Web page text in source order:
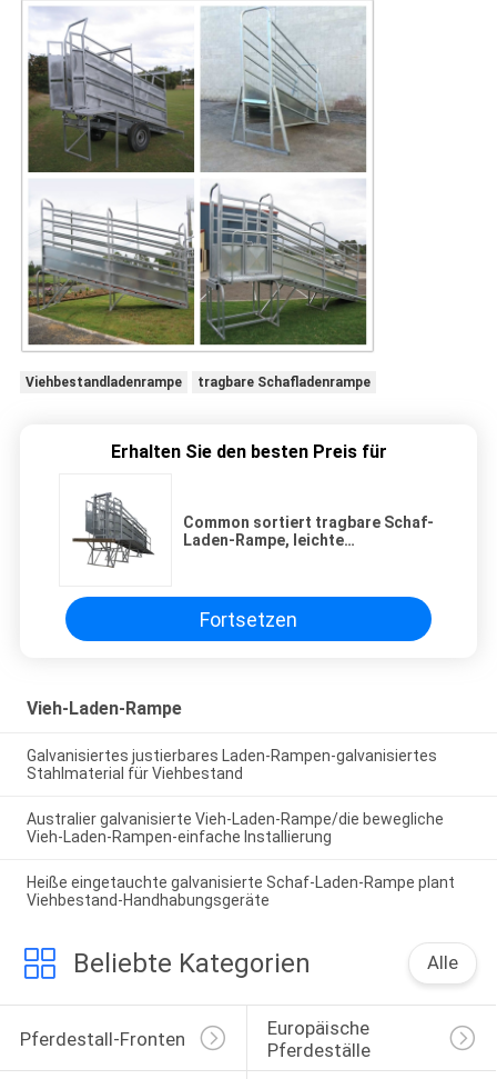
Viehbestandladenrampe tragbare Schafladenrampe
Erhalten Sie den besten Preis für
Common sortiert tragbare Schaf-
Laden-Rampe, leichte
Fortsetzen
Vieh-Laden-Rampe
Galvanisiertes justierbares Laden-Rampen-galvanisiertes
Stahlmaterial für Viehbestand
Australier galvanisierte Vieh-Laden-Rampe/die bewegliche
Vieh-Laden-Rampen-einfache Installierung
Heiße eingetauchte galvanisierte Schaf-Laden-Rampe plant
Viehbestand-Handhabungsgeräte
Beliebte Kategorien Alle
Pferdestall-Fronten
Europäische
Pferdeställe